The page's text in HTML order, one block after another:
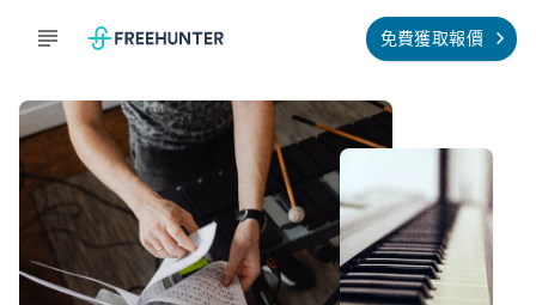
免費獲取報價